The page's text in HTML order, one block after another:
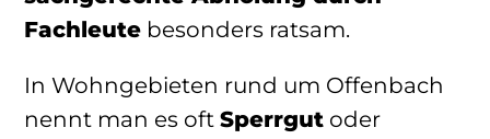
Fachleute besonders ratsam.
In Wohngebieten rund um Offenbach
nennt man es oft Sperrgut oder